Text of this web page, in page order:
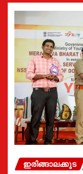
ഇരിങ്ങാലക്കുട